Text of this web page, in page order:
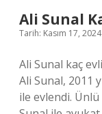
Ali Sunal
Tarih: Kasım 17, 2024
Ali Sunal kaç
Ali Sunal, 2011
ile evlendi. Ünlü